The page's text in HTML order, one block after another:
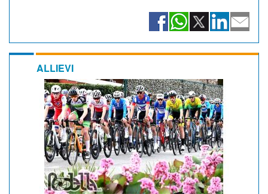
ALLIEVI